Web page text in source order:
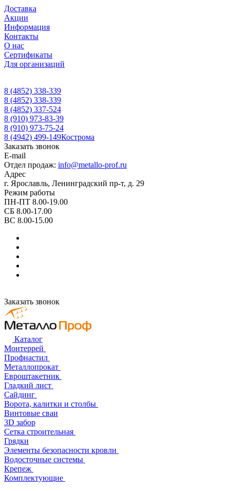
Доставка
Акции
Информация
Контакты
О нас
Сертификаты
Для организаций
8 (4852) 338-339
8 (4852) 338-339
8 (4852) 337-524
8 (910) 973-83-39
8 (910) 973-75-24
8 (4942) 499-149Кострома
Заказать звонок
E-mail
Отдел продаж: info@metallo-prof.ru
Адрес
г. Ярославль, Ленинградский пр-т, д. 29
Режим работы
ПН-ПТ 8.00-19.00
СБ 8.00-17.00
ВС 8.00-15.00
Заказать звонок
Каталог
Монтеррей
Профнастил
Металлопрокат
Евроштакетник
Гладкий лист
Сайдинг
Ворота, калитки и столбы
Винтовые сваи
3D забор
Сетка строительная
Грядки
Элементы безопасности кровли
Водосточные системы
Крепеж
Комплектующие